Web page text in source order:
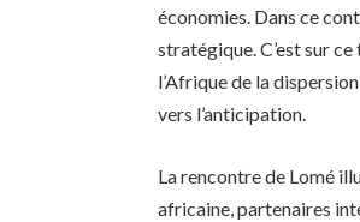
économies. Dans ce
stratégique. C’est sur
l’Afrique de la
vers l’anticipation.
La rencontre de Lomé
africaine, partenaires